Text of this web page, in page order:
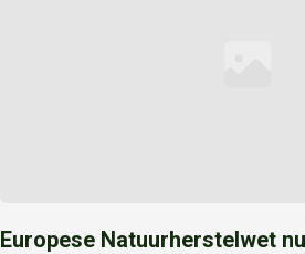
Europese Natuurherstelwet